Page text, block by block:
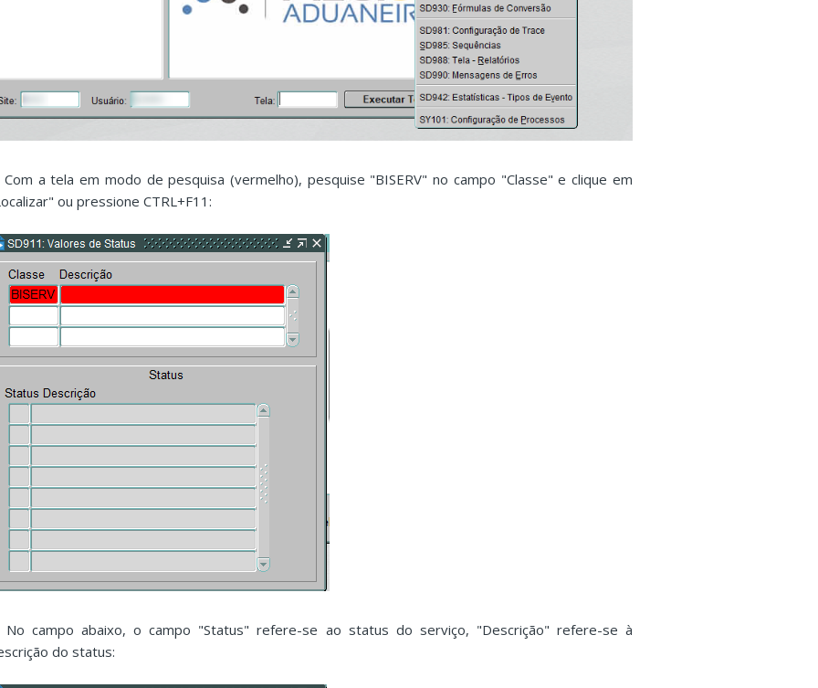
Com a tela em modo de pesquisa (vermelho), pesquise "BISERV" no campo "Classe" e clique em
ou pressione CTRL+F11:
No campo abaixo, o campo "Status" refere-se ao status do serviço, "Descrição" refere-se à
do status: